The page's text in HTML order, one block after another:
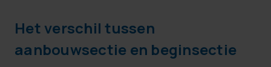
Het verschil tussen
aanbouwsectie en beginsectie